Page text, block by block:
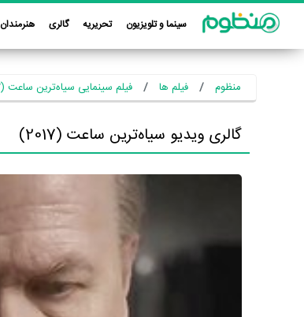
سینما و تلویزیون تحریریه گالری هنرمندان
منظوم فیلم ها فیلم سینمایی سیاه‌ترین ساعت (2017)
گالری ویدیو سیاه‌ترین ساعت (2017)